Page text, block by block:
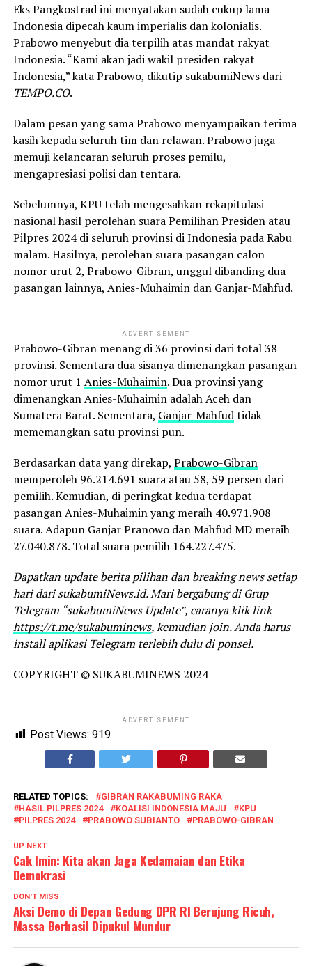
Eks Pangkostrad ini menyatakan sudah cukup lama
Indonesia dipecah kaum imperialis dan kolonialis.
Prabowo menyebut dia terpilih atas mandat rakyat
Indonesia. “Kami akan jadi wakil presiden rakyat
Indonesia,” kata Prabowo, dikutip sukabumiNews dari
TEMPO.CO.
Dalam pesan yang sama Prabowo menyampaikan terima
kasih kepada seluruh tim dan relawan. Prabowo juga
memuji kelancaran seluruh proses pemilu,
mengapresiasi polisi dan tentara.
Sebelumnya, KPU telah mengesahkan rekapitulasi
nasional hasil perolehan suara Pemilihan Presiden atau
Pilpres 2024 di seluruh provinsi di Indonesia pada Rabu
malam. Hasilnya, perolehan suara pasangan calon
nomor urut 2, Prabowo-Gibran, unggul dibanding dua
pasangan lainnya, Anies-Muhaimin dan Ganjar-Mahfud.
ADVERTISEMENT
Prabowo-Gibran menang di 36 provinsi dari total 38
provinsi. Sementara dua sisanya dimenangkan pasangan
nomor urut 1 Anies-Muhaimin. Dua provinsi yang
dimenangkan Anies-Muhaimin adalah Aceh dan
Sumatera Barat. Sementara, Ganjar-Mahfudtidak
mememangkan satu provinsi pun.
Berdasarkan data yang direkap, Prabowo-Gibran
memperoleh 96.214.691 suara atau 58, 59 persen dari
pemilih. Kemudian, di peringkat kedua terdapat
pasangan Anies-Muhaimin yang meraih 40.971.908
suara. Adapun Ganjar Pranowo dan Mahfud MD meraih
27.040.878. Total suara pemilih 164.227.475.
Dapatkan update berita pilihan dan breaking news setiap
hari dari sukabumiNews.id. Mari bergabung di Grup
Telegram “sukabumiNews Update”, caranya klik link
https://t.me/sukabuminews, kemudian join. Anda harus
install aplikasi Telegram terlebih dulu di ponsel.
COPYRIGHT © SUKABUMINEWS 2024
ADVERTISEMENT
Post Views: 919
RELATED TOPICS:
GIBRAN RAKABUMING RAKA
HASIL PILPRES 2024
KOALISI INDONESIA MAJU
KPU
PILPRES 2024
PRABOWO SUBIANTO PRABOWO-GIBRAN
UP NEXT
Cak Imin: Kita akan Jaga Kedamaian dan Etika
Demokrasi
DON'T MISS
Aksi Demo di Depan Gedung DPR RI Berujung Ricuh,
Massa Berhasil Dipukul Mundur